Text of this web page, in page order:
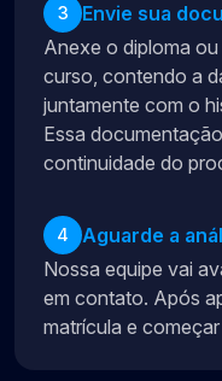
3
Envie sua
Anexe o diploma
curso, contendo a
juntamente com o
Essa
continuidade do
4
Aguarde a
Nossa equipe vai
em contato. Após
matrícula e